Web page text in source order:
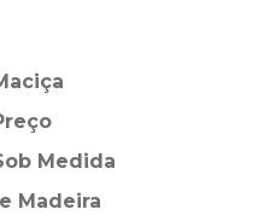
Medida
Madeira